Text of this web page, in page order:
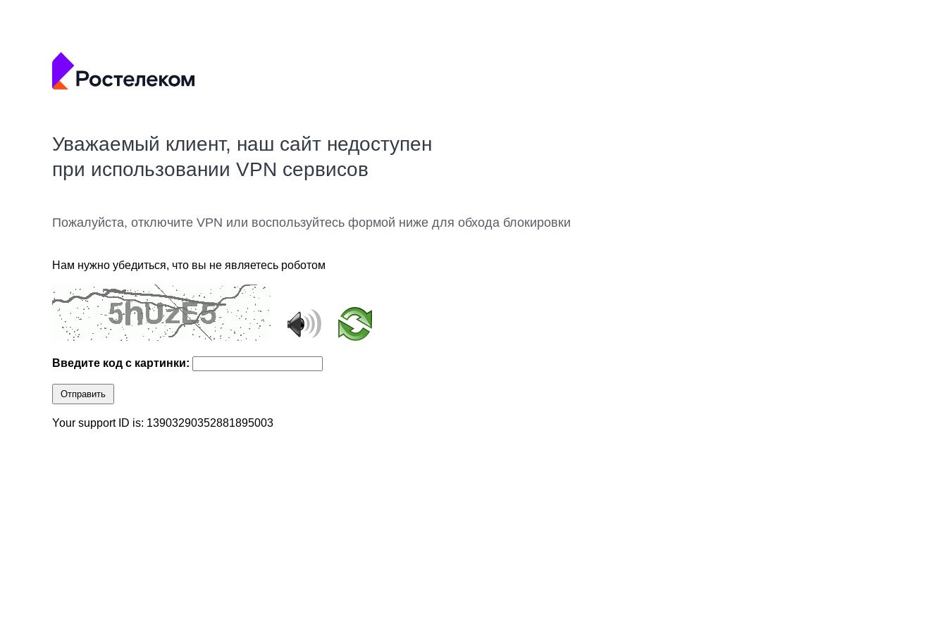
Уважаемый клиент, наш сайт недоступен
при использовании VPN сервисов
Пожалуйста, отключите VPN или воспользуйтесь формой ниже для обхода блокировки
Нам нужно убедиться, что вы не являетесь роботом
Введите код с картинки:
Отправить
Your support ID is: 13903290352881895003